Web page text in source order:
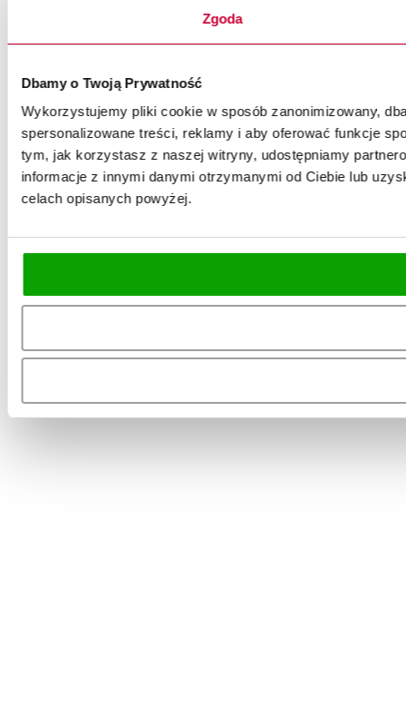
Zgoda
Dbamy o Twoją Prywatność
Wykorzystujemy pliki cookie w sposób zanonimizowany,
spersonalizowane treści, reklamy i aby oferować funkcje
tym, jak korzystasz z naszej witryny, udostępniamy
informacje z innymi danymi otrzymanymi od Ciebie lub
celach opisanych powyżej.